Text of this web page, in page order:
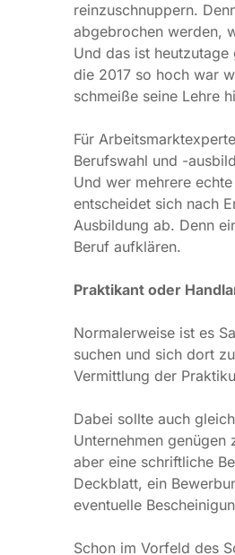
das ist heutzutage gar
so hoch war wie seit
Lehre hin.
Für
echte Praktika absolviert
des Arbeitsamtes
kann – und soll – eben
Praktikant oder
und sich dort zu
Dabei sollte auch gleich
Unternehmen genügen
Bewerbungsfoto, ein
Bescheinigungen über
Schon im Vorfeld des
klären, ob das